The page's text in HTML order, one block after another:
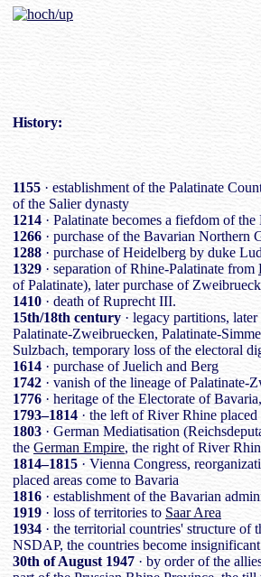
History:
1155 · establishment of the Palatinate
of the Salier dynasty
1214 · Palatinate becomes a fiefdom of
1266 · purchase of the Bavarian
1288 · purchase of Heidelberg by duke
1329 · separation of Rhine-Palatinate from
of Palatinate), later purchase of
1410 · death of Ruprecht III.
15th/18th century · legacy partitions,
Palatinate-Zweibruecken, Palatinate-
Sulzbach, temporary loss of the electoral
1614 · purchase of Juelich and Berg
1742 · vanish of the lineage of
1776 · heritage of the Electorate of
1793–1814 · the left of River Rhine placed
1803 · German Mediatisation
the German Empire, the right of River
1814–1815 · Vienna Congress,
placed areas come to Bavaria
1816 · establishment of the Bavarian
1919 · loss of territories to Saar Area
1934 · the territorial countries' structure of
NSDAP, the countries become insignificant
30th of August 1947 · by order of the